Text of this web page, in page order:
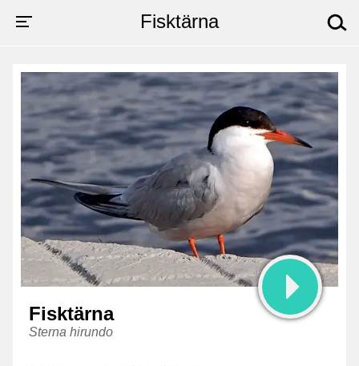
Fisktärna
Fisktärna
Sterna hirundo
Fisktärnaläte